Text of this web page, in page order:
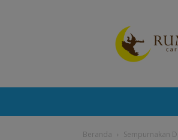
Berita
Properti
Terkini
Beranda Sempurnakan